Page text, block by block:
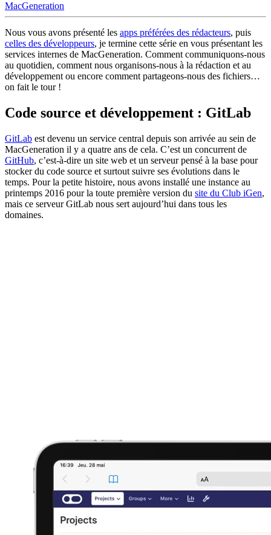
MacGeneration
Nous vous avons présenté les apps préférées des rédacteurs, puis
celles des développeurs, je termine cette série en vous présentant les
services internes de MacGeneration. Comment communiquons-nous
au quotidien, comment nous organisons-nous à la rédaction et au
développement ou encore comment partageons-nous des fichiers…
on fait le tour !
Code source et développement : GitLab
GitLab est devenu un service central depuis son arrivée au sein de
MacGeneration il y a quatre ans de cela. C’est un concurrent de
GitHub, c’est-à-dire un site web et un serveur pensé à la base pour
stocker du code source et surtout suivre ses évolutions dans le
temps. Pour la petite histoire, nous avons installé une instance au
printemps 2016 pour la toute première version du site du Club iGen,
mais ce serveur GitLab nous sert aujourd’hui dans tous les
domaines.